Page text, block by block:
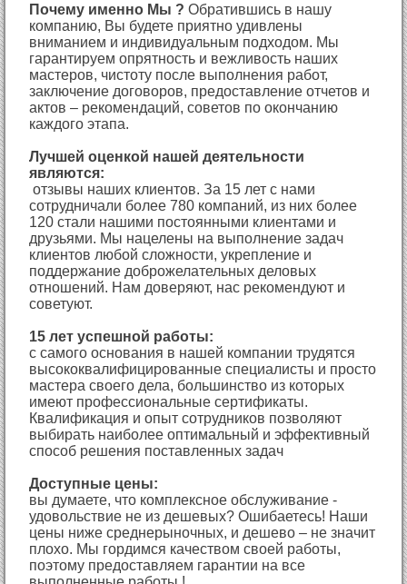
Почему именно Мы ? Обратившись в нашу
компанию, Вы будете приятно удивлены
вниманием и индивидуальным подходом. Мы
гарантируем опрятность и вежливость наших
мастеров, чистоту после выполнения работ,
заключение договоров, предоставление отчетов и
актов – рекомендаций, советов по окончанию
каждого этапа.
Лучшей оценкой нашей деятельности
являются:
отзывы наших клиентов. За 15 лет с нами
сотрудничали более 780 компаний, из них более
120 стали нашими постоянными клиентами и
друзьями. Мы нацелены на выполнение задач
клиентов любой сложности, укрепление и
поддержание доброжелательных деловых
отношений. Нам доверяют, нас рекомендуют и
советуют.
15 лет успешной работы:
с самого основания в нашей компании трудятся
высококвалифицированные специалисты и просто
мастера своего дела, большинство из которых
имеют профессиональные сертификаты.
Квалификация и опыт сотрудников позволяют
выбирать наиболее оптимальный и эффективный
способ решения поставленных задач
Доступные цены:
вы думаете, что комплексное обслуживание -
удовольствие не из дешевых? Ошибаетесь! Наши
цены ниже среднерыночных, и дешево – не значит
плохо. Мы гордимся качеством своей работы,
поэтому предоставляем гарантии на все